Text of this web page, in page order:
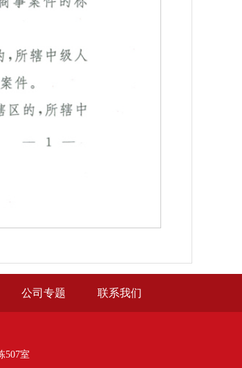
公司专题 联系我们
507室